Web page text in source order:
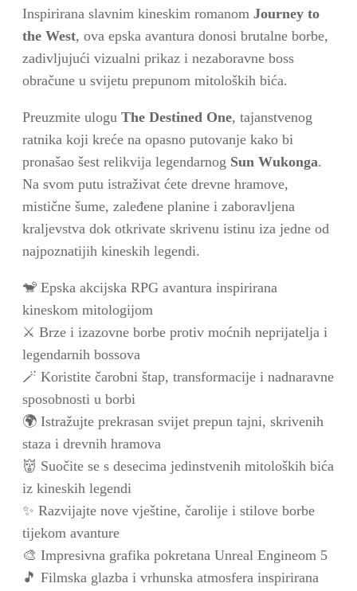
Inspirirana slavnim kineskim romanom Journey to
the West, ova epska avantura donosi brutalne borbe,
zadivljujući vizualni prikaz i nezaboravne boss
obračune u svijetu prepunom mitoloških bića.
Preuzmite ulogu The Destined One, tajanstvenog
ratnika koji kreće na opasno putovanje kako bi
pronašao šest relikvija legendarnog Sun Wukonga.
Na svom putu istraživat ćete drevne hramove,
mistične šume, zaleđene planine i zaboravljena
kraljevstva dok otkrivate skrivenu istinu iza jedne od
najpoznatijih kineskih legendi.
🐒 Epska akcijska RPG avantura inspirirana
kineskom mitologijom
⚔️ Brze i izazovne borbe protiv moćnih neprijatelja i
legendarnih bossova
🪄 Koristite čarobni štap, transformacije i nadnaravne
sposobnosti u borbi
🌍 Istražujte prekrasan svijet prepun tajni, skrivenih
staza i drevnih hramova
👹 Suočite se s desecima jedinstvenih mitoloških bića
iz kineskih legendi
✨ Razvijajte nove vještine, čarolije i stilove borbe
tijekom avanture
🎨 Impresivna grafika pokretana Unreal Engineom 5
🎵 Filmska glazba i vrhunska atmosfera inspirirana